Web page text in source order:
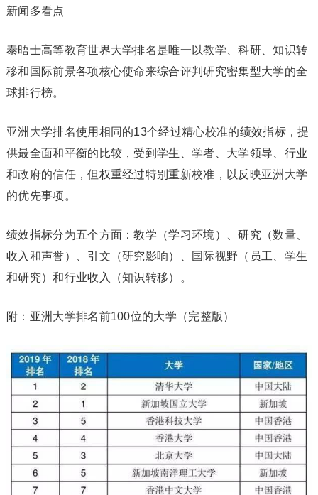
新闻多看点
泰晤士高等教育世界大学排名是唯一以教学、科研、知识转
移和国际前景各项核心使命来综合评判研究密集型大学的全
球排行榜。
亚洲大学排名使用相同的13个经过精心校准的绩效指标，提
供最全面和平衡的比较，受到学生、学者、大学领导、行业
和政府的信任，但权重经过特别重新校准，以反映亚洲大学
的优先事项。
绩效指标分为五个方面：教学（学习环境）、研究（数量、
收入和声誉）、引文（研究影响）、国际视野（员工、学生
和研究）和行业收入（知识转移）。
附：亚洲大学排名前100位的大学（完整版）